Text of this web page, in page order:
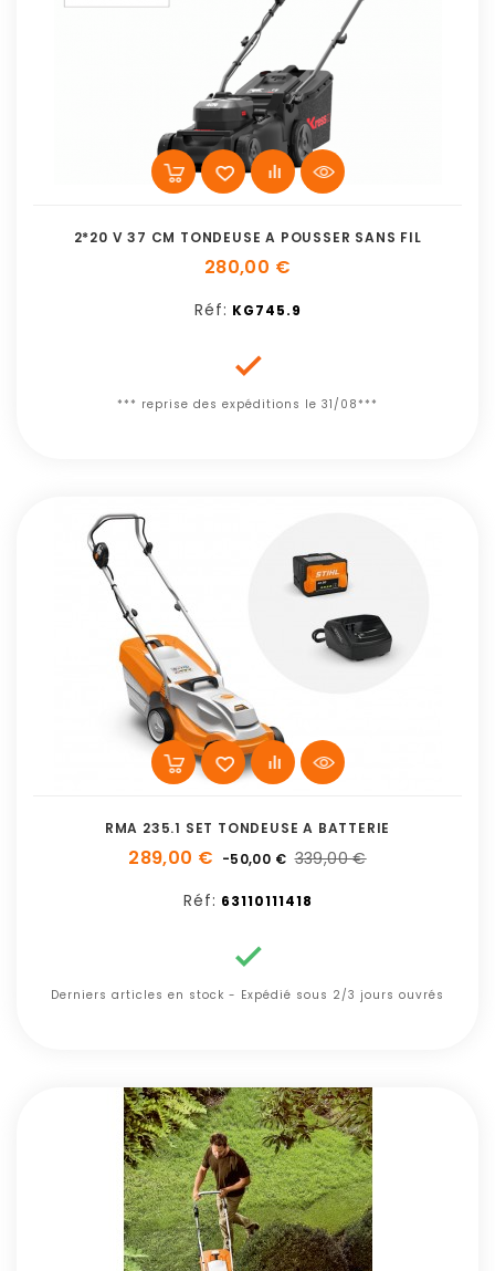
2*20 V 37 CM TONDEUSE A POUSSER SANS FIL
280,00 €
Réf: KG745.9

*** reprise des expéditions le 31/08***
RMA 235.1 SET TONDEUSE A BATTERIE
289,00 € -50,00 € 339,00 €
Réf: 63110111418

Derniers articles en stock - Expédié sous 2/3 jours ouvrés